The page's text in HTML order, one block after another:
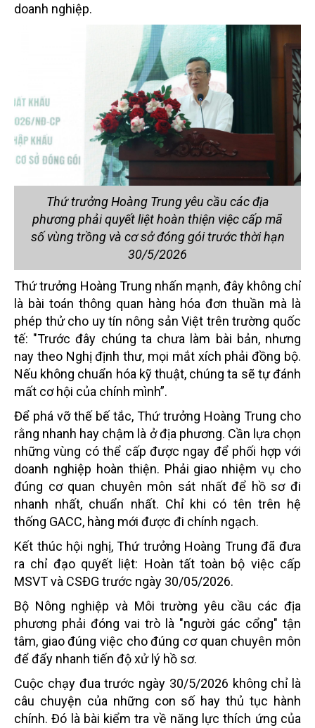
doanh nghiệp.
Thứ trưởng Hoàng Trung yêu cầu các địa
phương phải quyết liệt hoàn thiện việc cấp mã
số vùng trồng và cơ sở đóng gói trước thời hạn
30/5/2026
Thứ trưởng Hoàng Trung nhấn mạnh, đây không chỉ
là bài toán thông quan hàng hóa đơn thuần mà là
phép thử cho uy tín nông sản Việt trên trường quốc
tế: "Trước đây chúng ta chưa làm bài bản, nhưng
nay theo Nghị định thư, mọi mắt xích phải đồng bộ.
Nếu không chuẩn hóa kỹ thuật, chúng ta sẽ tự đánh
mất cơ hội của chính mình”.
Để phá vỡ thế bế tắc, Thứ trưởng Hoàng Trung cho
rằng nhanh hay chậm là ở địa phương. Cần lựa chọn
những vùng có thể cấp được ngay để phối hợp với
doanh nghiệp hoàn thiện. Phải giao nhiệm vụ cho
đúng cơ quan chuyên môn sát nhất để hồ sơ đi
nhanh nhất, chuẩn nhất. Chỉ khi có tên trên hệ
thống GACC, hàng mới được đi chính ngạch.
Kết thúc hội nghị, Thứ trưởng Hoàng Trung đã đưa
ra chỉ đạo quyết liệt: Hoàn tất toàn bộ việc cấp
MSVT và CSĐG trước ngày 30/05/2026.
Bộ Nông nghiệp và Môi trường yêu cầu các địa
phương phải đóng vai trò là "người gác cổng" tận
tâm, giao đúng việc cho đúng cơ quan chuyên môn
để đẩy nhanh tiến độ xử lý hồ sơ.
Cuộc chạy đua trước ngày 30/5/2026 không chỉ là
câu chuyện của những con số hay thủ tục hành
chính. Đó là bài kiểm tra về năng lực thích ứng của